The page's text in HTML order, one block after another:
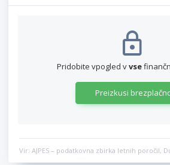
Pridobite vpogled vvse
Preizkusi
Vir: AJPES – podatkovna zbirka letnih poročil,